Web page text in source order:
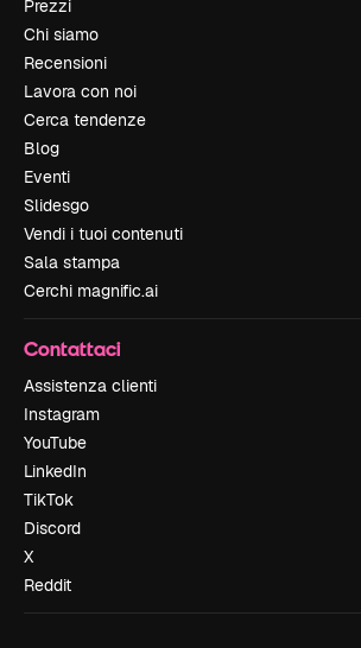
Prezzi
Chi siamo
Recensioni
Lavora con noi
Cerca tendenze
Blog
Eventi
Slidesgo
Vendi i tuoi contenuti
Sala stampa
Cerchi magnific.ai
Contattaci
Assistenza clienti
Instagram
YouTube
LinkedIn
TikTok
Discord
X
Reddit